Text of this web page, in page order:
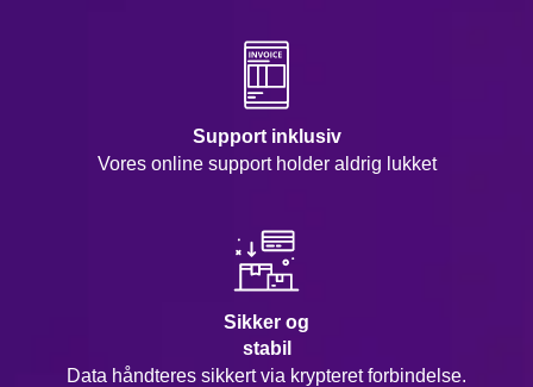
Support inklusiv
Vores online support holder aldrig lukket
Sikker og
stabil
Data håndteres sikkert via krypteret forbindelse.